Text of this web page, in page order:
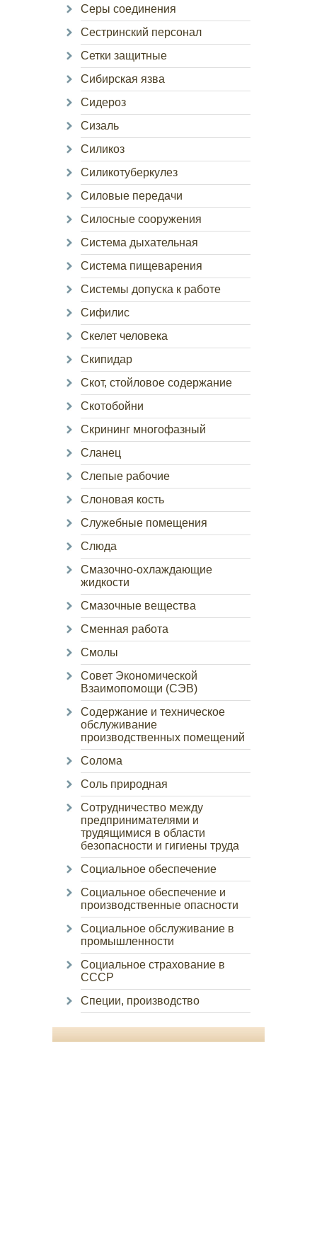
Серы соединения
Сестринский персонал
Сетки защитные
Сибирская язва
Сидероз
Сизаль
Силикоз
Силикотуберкулез
Силовые передачи
Силосные сооружения
Система дыхательная
Система пищеварения
Системы допуска к работе
Сифилис
Скелет человека
Скипидар
Скот, стойловое содержание
Скотобойни
Скрининг многофазный
Сланец
Слепые рабочие
Слоновая кость
Служебные помещения
Слюда
Смазочно-охлаждающие
жидкости
Смазочные вещества
Сменная работа
Смолы
Совет Экономической
Взаимопомощи (СЭВ)
Содержание и техническое
обслуживание
производственных помещений
Солома
Соль природная
Сотрудничество между
предпринимателями и
трудящимися в области
безопасности и гигиены труда
Социальное обеспечение
Социальное обеспечение и
производственные опасности
Социальное обслуживание в
промышленности
Социальное страхование в
СССР
Специи, производство